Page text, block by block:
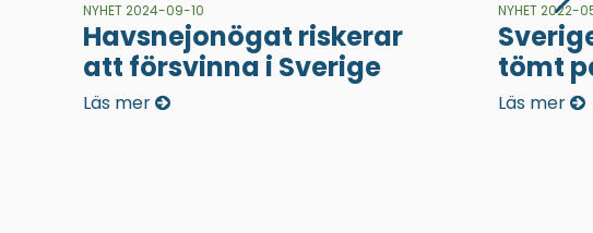
NYHET 2024-09-10
Havsnejonögat riskerar
att försvinna i Sverige
Läs mer
NYHET 2022-
tömt
Läs mer